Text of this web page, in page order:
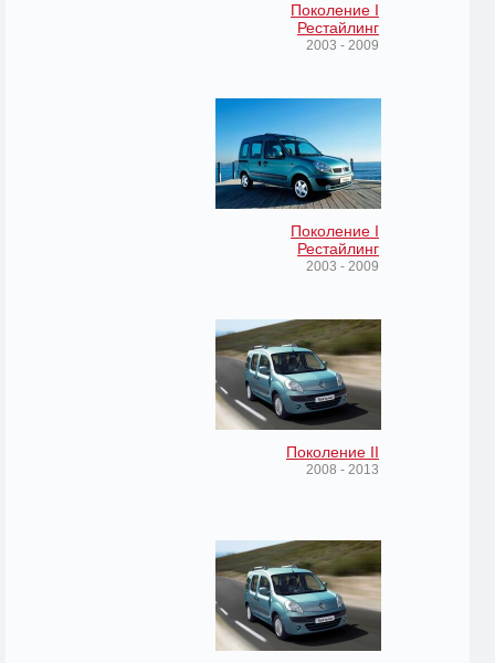
Поколение I
Рестайлинг
2003 - 2009
Поколение I
Рестайлинг
2003 - 2009
Поколение II
2008 - 2013